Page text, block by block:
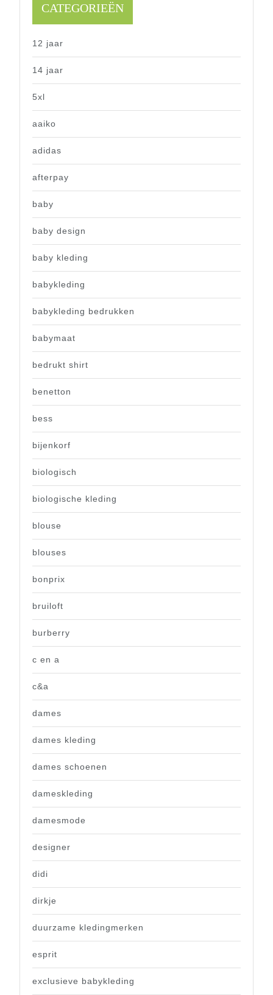
CATEGORIEËN
12 jaar
14 jaar
5xl
aaiko
adidas
afterpay
baby
baby design
baby kleding
babykleding
babykleding bedrukken
babymaat
bedrukt shirt
benetton
bess
bijenkorf
biologisch
biologische kleding
blouse
blouses
bonprix
bruiloft
burberry
c en a
c&a
dames
dames kleding
dames schoenen
dameskleding
damesmode
designer
didi
dirkje
duurzame kledingmerken
esprit
exclusieve babykleding